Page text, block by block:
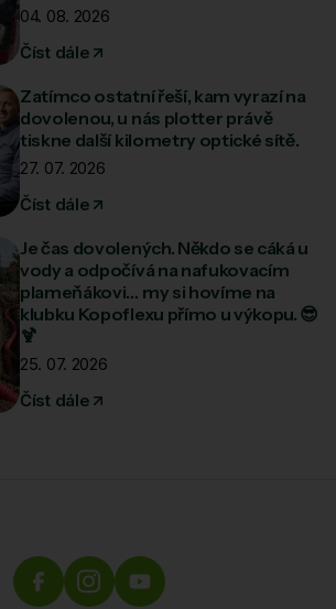
04. 08. 2026
Číst dále
Zatímco ostatní řeší, kam vyrazí na
dovolenou, u nás plotter právě
tiskne další kilometry optické sítě.
27. 07. 2026
Číst dále
Je čas dovolených. Někdo se cáká u
vody a odpočívá na nafukovacím
plameňákovi… my si hovíme na
klubku Kopoflexu přímo u výkopu. 😎
🍹
25. 07. 2026
Číst dále